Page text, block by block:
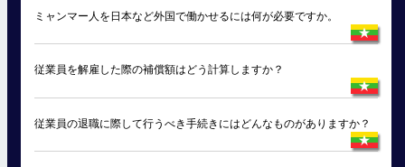
ミャンマー人を日本など外国で働かせるには何が必要ですか。
従業員を解雇した際の補償額はどう計算しますか？
従業員の退職に際して行うべき手続きにはどんなものがありますか？